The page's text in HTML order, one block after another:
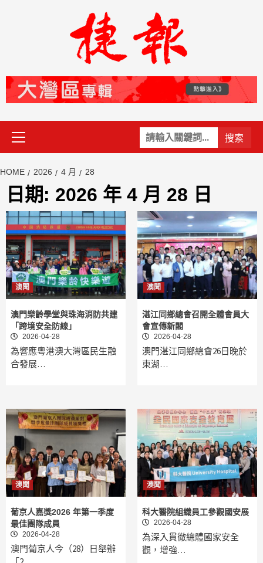
關
鍵
Primary
Menu
HOME 2026 4 月 28
日期: 2026 年 4 月 28 日
澳聞
澳門樂齡學堂與珠海消防共建
「跨境安全防線」
2026-04-28
為響應粵港澳大灣區民生融
合發展…
澳聞
湛江同鄉總會召開全體會員大
會宣傳新閣
2026-04-28
澳門湛江同鄉總會26日晚於
東湖…
澳聞
葡京人嘉獎2026 年第一季度
最佳團隊成員
2026-04-28
澳門葡京人今（28）日舉辦
澳聞
科大醫院組織員工參觀國安展
2026-04-28
為深入貫徹總體國家安全
觀，增強…